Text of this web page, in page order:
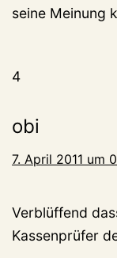
seine Meinung
4
obi
7. April 2011 um
Verblüffend
Kassenprüfer